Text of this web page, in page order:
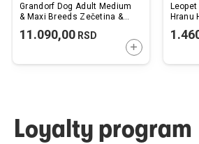
Grandorf Dog Adult Medium
& Maxi Breeds Zečetina &
11.090,00 RSD
DODAJTE U
Hranu
Loyalty program